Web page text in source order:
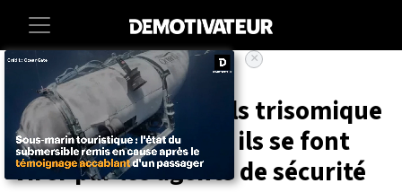
Societe
Elle emmène son fils trisomique
au concert de Pink, ils se font
virer par les agents de sécurité
×